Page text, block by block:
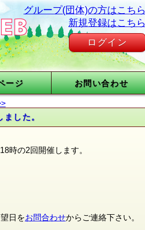
グループ(団体)の方はこちら
新規登録はこちら
ログイン
ージ お問い合わせ
した。
時の2回開催します。
日をお問合わせからご連絡下さい。